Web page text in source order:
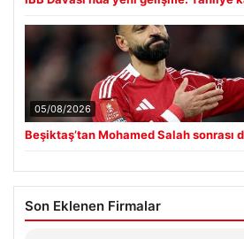
05/08/2026
Beşiktaş’tan Mohamed Salah sonrası
Son Eklenen Firmalar